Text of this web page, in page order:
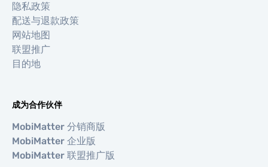
隐私政策
配送与退款政策
网站地图
联盟推广
目的地
成为合作伙伴
MobiMatter 分销商版
MobiMatter 企业版
MobiMatter 联盟推广版